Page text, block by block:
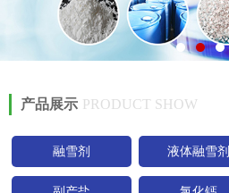
产品展示 PRODUCT SHOW
融雪剂 液体融雪剂